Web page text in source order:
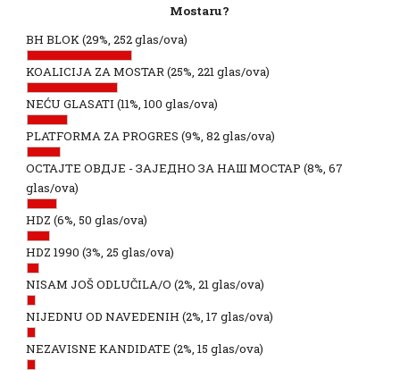
Mostaru?
BH BLOK(29%, 252 glas/ova)
KOALICIJA ZA MOSTAR(25%, 221 glas/ova)
NEĆU GLASATI (11%, 100 glas/ova)
PLATFORMA ZA PROGRES (9%, 82 glas/ova)
ОСТАЈТЕ ОВДЈЕ - ЗАЈЕДНО ЗА НАШ МОСТАР (8%, 67
glas/ova)
HDZ (6%, 50 glas/ova)
HDZ 1990 (3%, 25 glas/ova)
NISAM JOŠ ODLUČILA/O (2%, 21 glas/ova)
NIJEDNU OD NAVEDENIH (2%, 17 glas/ova)
NEZAVISNE KANDIDATE (2%, 15 glas/ova)